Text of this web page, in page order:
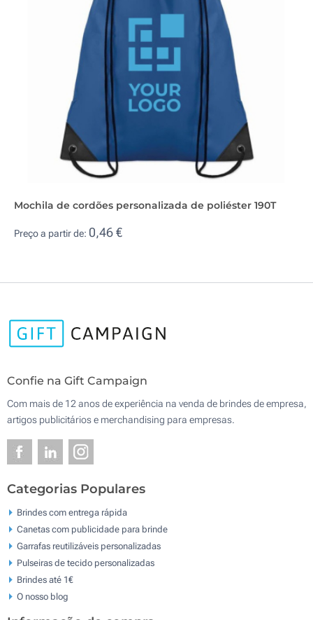
Mochila de cordões personalizada de poliéster 190T
Preço a partir de: 0,46 €
Confie na Gift Campaign
Com mais de 12 anos de experiência na venda de brindes de empresa,
artigos publicitários e merchandising para empresas.
Categorias Populares
Brindes com entrega rápida
Canetas com publicidade para brinde
Garrafas reutilizáveis personalizadas
Pulseiras de tecido personalizadas
Brindes até 1€
O nosso blog